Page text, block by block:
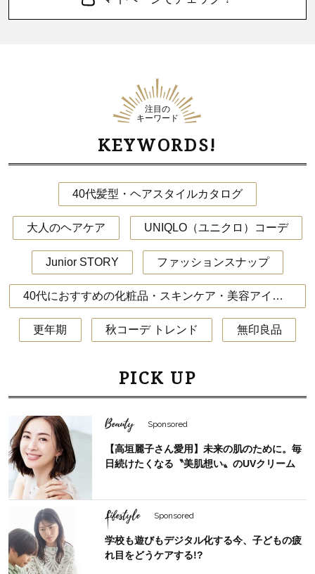
注目の
キーワード
KEYWORDS!
40代髪型・ヘアスタイルカタログ
大人のヘアケア UNIQLO（ユニクロ）コーデ
Junior STORY ファッションスナップ
40代におすすめの化粧品・スキンケア・美容アイテム
更年期 秋コーデ トレンド 無印良品
PICK UP
Beauty Sponsored
【高垣麗子さん愛用】未来の肌のために。毎
日続けたくなる〝美肌想い〟のUVクリーム
Lifestyle Sponsored
学校も遊びもデジタル化する今、子どもの疲
れ目をどうケアする!?